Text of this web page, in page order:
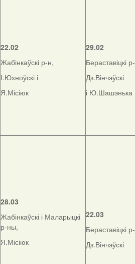
22.02
Жабінкаўскі р-н,
І.Юхноўскі і
Я.Місіюк
29.02
Бераставіцкі
Дз.Вінчэўскі
і Ю.Шашэнька
28.03
Жабінкаўскі і Маларыцкі
р-ны,
Я.Місіюк
22.03
Бераставіцкі
Дз.Вінчэўскі